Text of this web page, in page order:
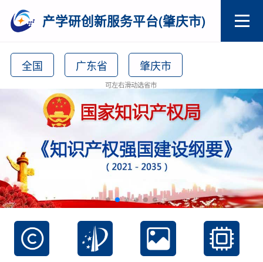
产学研创新服务平台(肇庆市)
全国 广东省 肇庆市
可左右滑动选省市